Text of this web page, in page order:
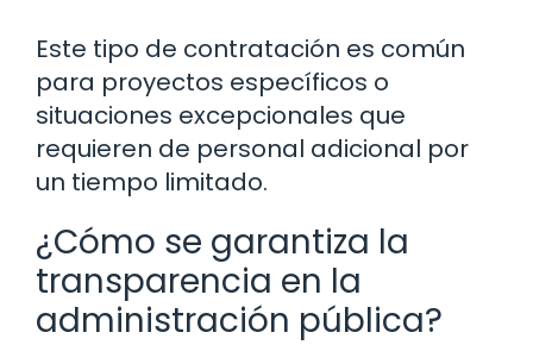
Este tipo de contratación es común
para proyectos específicos o
situaciones excepcionales que
requieren de personal adicional por
un tiempo limitado.
¿Cómo se garantiza la
transparencia en la
administración pública?